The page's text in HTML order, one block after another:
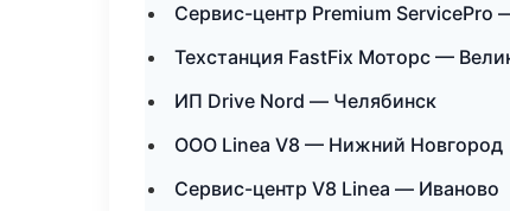
Сервис-центр Premium ServicePro
Техстанция FastFix Моторс —
ИП Drive Nord — Челябинск
ООО Linea V8 — Нижний Новгород
Сервис-центр V8 Linea — Иваново